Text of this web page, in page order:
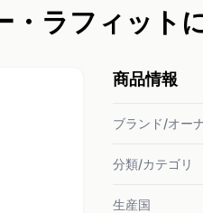
・ラフィット
商品情報
ブランド/オー
分類/カテゴリ
生産国